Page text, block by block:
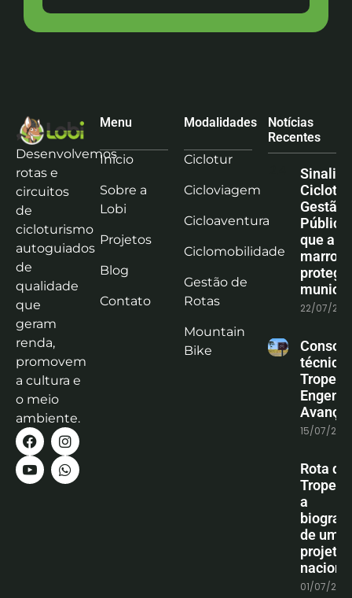
Desenvolvemos
rotas e
circuitos
de
cicloturismo
autoguiados
de
qualidade
que
geram
renda,
promovem
a cultura e
o meio
ambiente.
Menu
Início
Sobre a
Lobi
Projetos
Blog
Contato
Modalidades
Ciclotur
Cicloviagem
Cicloaventura
Ciclomobilidade
Gestão de
Rotas
Mountain
Bike
Notícias
Recentes
Gestão
que a
marrom
protege
22/07/
técnica
15/07/
Rota
a
de um
projeto
01/07/